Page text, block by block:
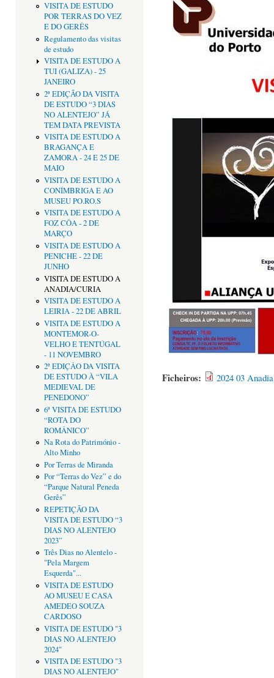
VISITA DE ESTUDO
POR TERRAS DO VEZ
E DO GERÊS
Regulamento das visitas
de estudo
VISITA DE ESTUDO A
TUI (GALIZA) - 25
JANEIRO
2ª EDIÇÃO DA VISITA
DE ESTUDO “3 DIAS
NO ALENTEJO” JÁ
TEM DATA PREVISTA
VISITA DE ESTUDO A
BRAGANÇA E
ZAMORA - 24 E 25 DE
MAIO
VISITA DE ESTUDO A
CONÍMBRIGA E AO
MUSEU PO.RO.S
VISITA DE ESTUDO A
FOZ CÔA - 2 DE
MARÇO
VISITA DE ESTUDO A
PENICHE - 22 DE
JUNHO
VISITA DE ESTUDO A
ANADIA/CURIA
VISITA DE ESTUDO A
LEIRIA - 22 DE ABRIL
VISITA DE ESTUDO A
MONTEMOR-O-
VELHO E TENTÚGAL
- 11 NOVEMBRO
2ª EDIÇÂO DA VISITA
DE ESTUDO À “VILA
MEDIEVAL DE
PENEDONO”
6ª VISITA DE ESTUDO
“ROTA DO
ROMÂNICO”
Na Rota do Património -
Alto Minho
Por Terras de Miranda
Por “Terras do Vez” e do
“Parque Natural Peneda
Gerês”
REPETIÇÃO DA
VISITA DE ESTUDO “3
DIAS NO ALENTEJO
2023”
Três Dias no Alentelo -
"Pela Margem
Esquerda"...
VISITA DE ESTUDO
AO MUSEU E CASA
AMEDEO SOUZA
CARDOSO
VISITA DE ESTUDO "3
DIAS NO ALENTEJO
2024"
VISITA DE ESTUDO "3
DIAS NO ALENTEJO"
Ficheiros: 2024 03